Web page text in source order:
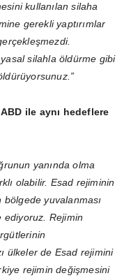
kullanılan silaha
gerekli yaptırımlar
silahla öldürme gibi
ile aynı hedeflere
yanında olma
olabilir. Esad rejiminin
yuvalanması
ediyoruz. Rejimin
ülkeler de Esad rejimini
rejimin değişmesini